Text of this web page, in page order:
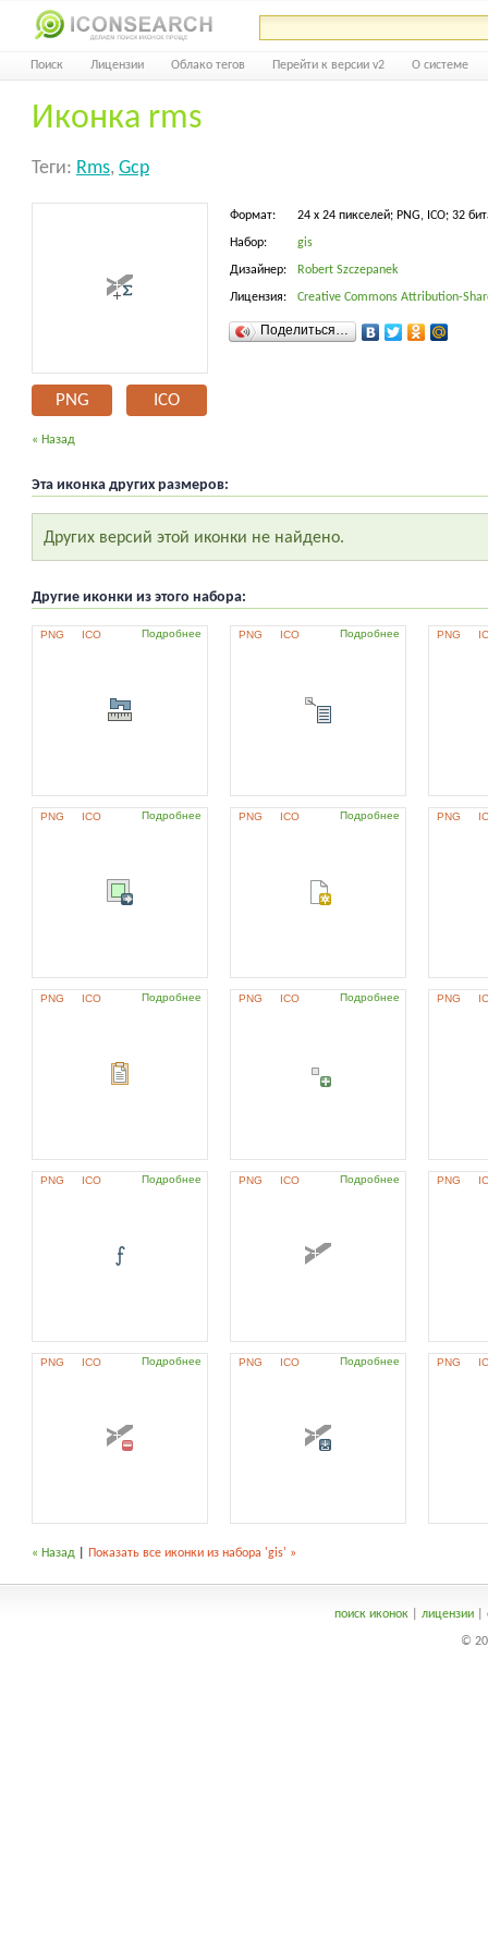
Поиск Лицензии Облако тегов Перейти к версии v2 О системе
Иконка rms
Теги: Rms, Gcp
PNG ICO
Формат: 24 x 24 пикселей; PNG, ICO; 32
Набор: gis
Дизайнер: Robert Szczepanek
Лицензия: Creative Commons Attribution-
Поделиться…
« Назад
Эта иконка других размеров:
Других версий этой иконки не найдено.
Другие иконки из этого набора:
PNG ICO Подробнее PNG ICO Подробнее PNG
PNG ICO Подробнее PNG ICO Подробнее PNG
PNG ICO Подробнее PNG ICO Подробнее PNG
PNG ICO Подробнее PNG ICO Подробнее PNG
PNG ICO Подробнее PNG ICO Подробнее PNG
« Назад Показать все иконки из набора 'gis' »
поиск иконок| лицензии|
©